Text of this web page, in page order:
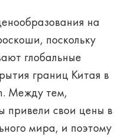
на
поскольку
глобальные
границ Китая в
Между тем,
привели свои цены в
мира, и поэтому